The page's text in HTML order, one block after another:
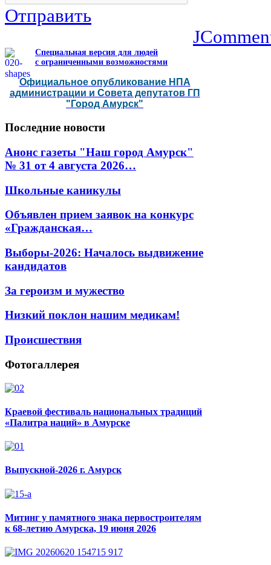
Отправить
Специальная версия для людей
с ограниченными возможностями
Официальное опубликование НПА
администрации и Совета депутатов ГП
"Город Амурск"
Последние новости
Анонс газеты "Наш город Амурск"
№ 31 от 4 августа 2026…
Школьные каникулы
Объявлен прием заявок на конкурс
«Гражданская…
Выборы-2026: Началось выдвижение
кандидатов
За героизм и мужество
Низкий поклон нашим медикам!
Происшествия
Фотогаллерея
Краевой фестиваль национальных традиций
«Палитра наций» в Амурске
Выпускной-2026 г. Амурск
Митинг у памятного знака первостроителям
к 68-летию Амурска, 19 июня 2026